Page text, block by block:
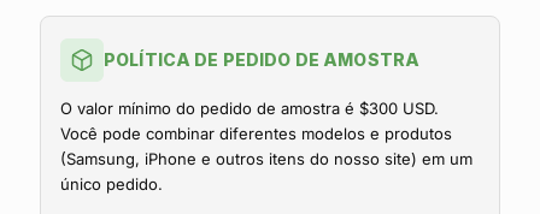
POLÍTICA DE PEDIDO DE AMOSTRA
O valor mínimo do pedido de amostra é $300 USD.
Você pode combinar diferentes modelos e produtos
(Samsung, iPhone e outros itens do nosso site) em um
único pedido.